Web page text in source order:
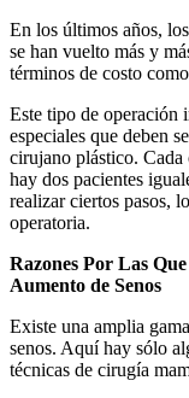
En los últimos años,
se han vuelto más y
términos de costo
Este tipo de operación
especiales que deben
cirujano plástico. Cada
hay dos pacientes
realizar ciertos pasos,
operatoria.
Razones Por Las
Aumento de Senos
Existe una amplia
senos. Aquí hay sólo
técnicas de cirugía